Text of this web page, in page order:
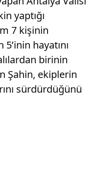
yaptığı
7 kişinin
hayatını
birinin
Şahin, ekiplerin
sürdürdüğünü